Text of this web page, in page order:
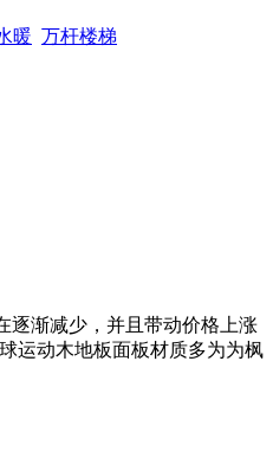
暖 万杆楼梯
逐渐减少，并且带动价格上涨
运动木地板面板材质多为为枫